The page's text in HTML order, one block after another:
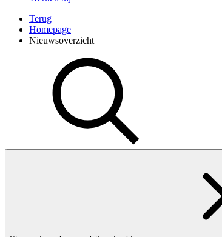
Terug
Homepage
Nieuwsoverzicht